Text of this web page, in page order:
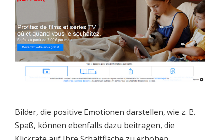
Bilder, die positive Emotionen darstellen, wie z. B.
Spaß, können ebenfalls dazu beitragen, die